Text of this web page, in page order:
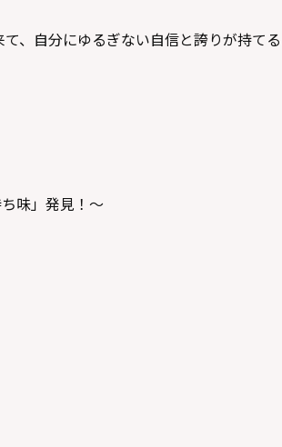
、自分にゆるぎない自信と誇りが持てる
味」発見！～